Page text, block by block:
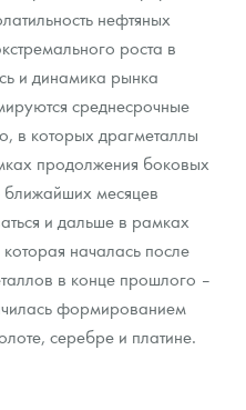
глубин"
монет
данных
нефтяных
роста в
и динамика рынка
среднесрочные
в которых драгметаллы
продолжения боковых
ближайших месяцев
и дальше в рамках
началась после
в конце прошлого –
формированием
серебре и платине.